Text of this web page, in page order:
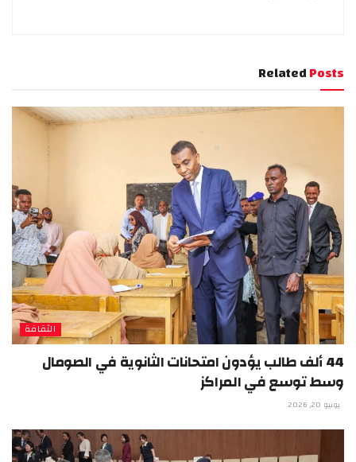
RelatedPosts
الثقافة
44 ألف طالب يؤدون امتحانات الثانوية في الصومال
وسط توسع في المراكز
يونيو 20, 2026